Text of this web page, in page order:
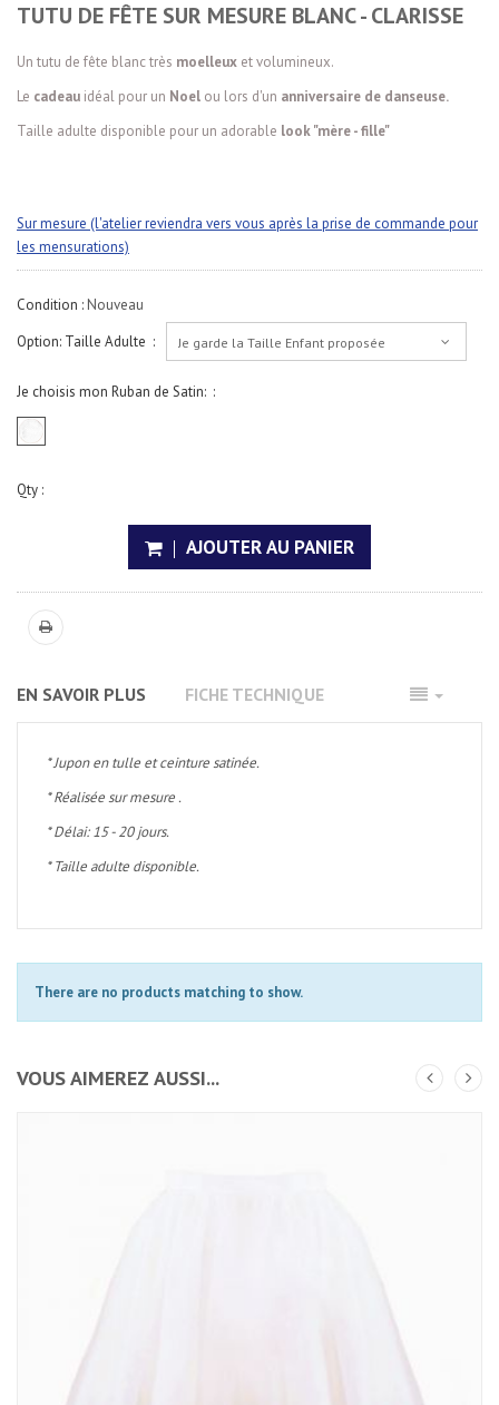
TUTU DE FÊTE SUR MESURE BLANC - CLARISSE
Un tutu de fête blanc très moelleux et volumineux.
Le cadeau idéal pour un Noel ou lors d'un anniversaire de danseuse.
Taille adulte disponible pour un adorable look "mère - fille"
Sur mesure (l'atelier reviendra vers vous après la prise de commande pour
les mensurations)
Condition : Nouveau
Option: Taille Adulte :
Je garde la Taille Enfant proposée
Je choisis mon Ruban de Satin: :
Qty :
AJOUTER AU PANIER
EN SAVOIR PLUS FICHE TECHNIQUE
* Jupon en tulle et ceinture satinée.
* Réalisée sur mesure .
* Délai: 15 - 20 jours.
* Taille adulte disponible.
There are no products matching to show.
VOUS AIMEREZ AUSSI...